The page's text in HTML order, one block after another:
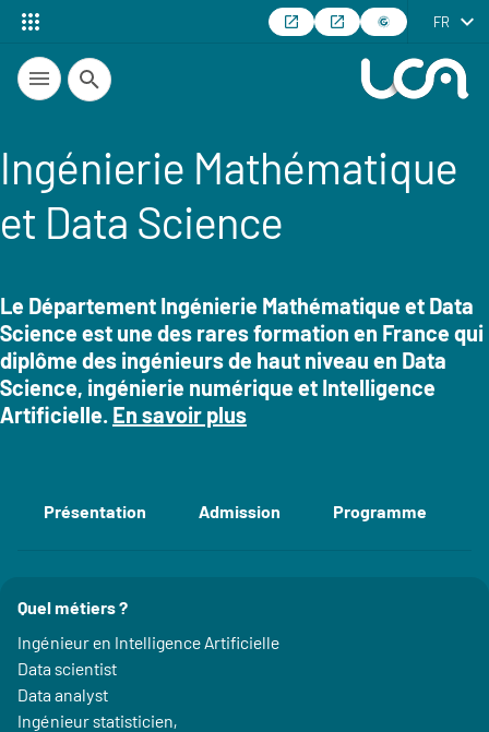
FR
Recherche
Ingénierie Mathématique
et Data Science
Résumé
Le Département Ingénierie Mathématique et Data
Science est une des rares formation en France qui
diplôme des ingénieurs de haut niveau en Data
Science, ingénierie numérique et Intelligence
Artificielle. En savoir plus
Accéder aux sections de la fiche
Présentation Admission Programme
Détails
Quel métiers ?
Ingénieur en Intelligence Artificielle
Data scientist
Data analyst
Ingénieur statisticien,